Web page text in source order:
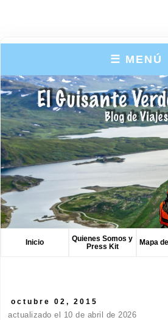
☰ MENÚ
Inicio
Quienes Somos y
Press Kit
Mapa
octubre 02, 2015
actualizado el 10 de abril de 2026